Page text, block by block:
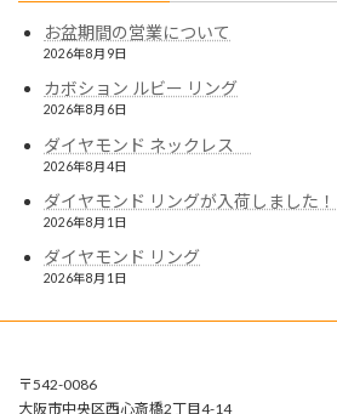
お盆期間の営業について
2026年8月9日
カボション ルビー リング
2026年8月6日
ダイヤモンド ネックレス
2026年8月4日
ダイヤモンド リングが入荷しました！
2026年8月1日
ダイヤモンド リング
2026年8月1日
〒542-0086
大阪市中央区西心斎橋2丁目4-14